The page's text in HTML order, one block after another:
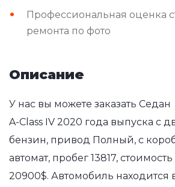
Профессиональная оценка
ремонта по фото
Описание
У нас вы можете заказать
A-Class IV 2020 года выпуска с
бензин, привод Полный, с
автомат, пробег 13817,
20900$. Автомобиль находится